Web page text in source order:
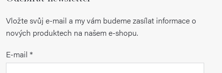
Vložte svůj e-mail a my vám budeme zasílat informace o
nových produktech na našem e-shopu.
E-mail